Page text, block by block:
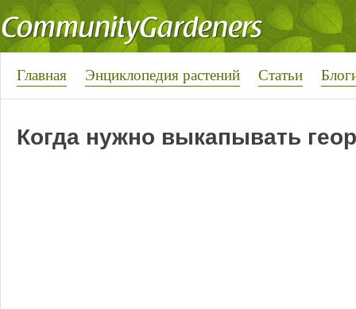
Главная Энциклопедия растений Статьи
Когда нужно выкапывать